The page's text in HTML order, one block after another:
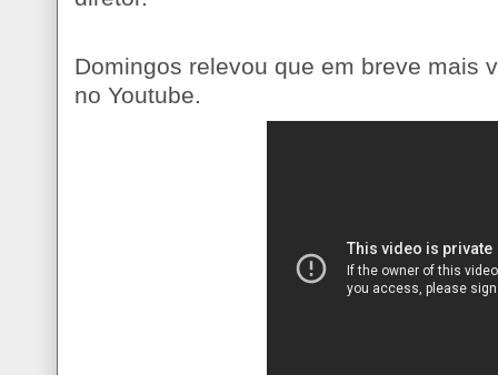
Domingos relevou que em breve mais
no Youtube.